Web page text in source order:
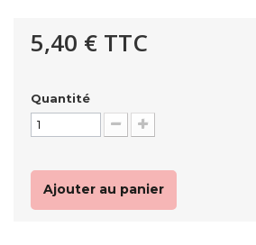
5,40 € TTC
Quantité
Ajouter au panier